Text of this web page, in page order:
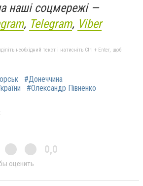
наші соцмережі —
, Telegram, Viber
необхідний текст і натисніть Ctrl + Enter, щоб
#Донеччина
#Олександр Півненко
0,0
оценить